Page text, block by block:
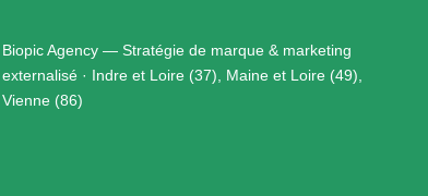
Biopic Agency — Stratégie de marque & marketing
externalisé · Indre et Loire (37), Maine et Loire (49),
Vienne (86)